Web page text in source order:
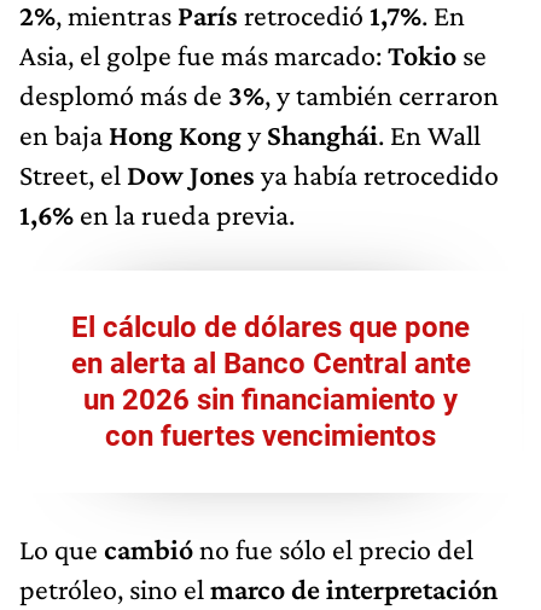
2%, mientras París retrocedió 1,7%. En
Asia, el golpe fue más marcado:Tokio se
desplomó más de 3%, y también cerraron
en baja Hong KongyShanghái. En Wall
Street, el Dow Jones ya había retrocedido
1,6% en la rueda previa.
El cálculo de dólares que pone
en alerta al Banco Central ante
un 2026 sin financiamiento y
con fuertes vencimientos
Lo que cambióno fue sólo el precio del
petróleo, sino el marco de interpretación